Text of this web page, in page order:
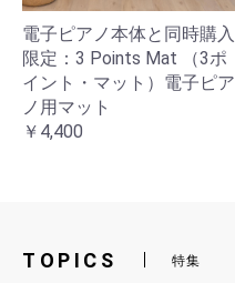
電子ピアノ本体と同時購入
限定：3 Points Mat （3ポ
イント・マット）電子ピア
ノ用マット
￥4,400
TOPICS 特集